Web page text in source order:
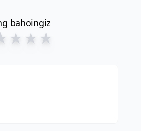
bahoingiz
★★★